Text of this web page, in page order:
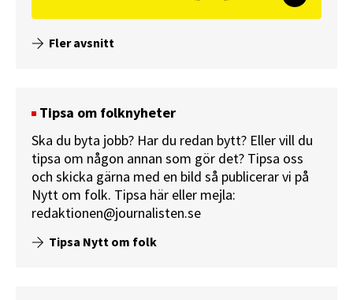
Fler avsnitt
Tipsa om folknyheter
Ska du byta jobb? Har du redan bytt? Eller vill du
tipsa om någon annan som gör det? Tipsa oss
och skicka gärna med en bild så publicerar vi på
Nytt om folk. Tipsa här eller mejla:
redaktionen@journalisten.se
Tipsa Nytt om folk